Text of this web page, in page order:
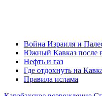
Война Израиля и
Южный Кавказ после
Нефть и газ
Где отдохнуть на
Правила ислама